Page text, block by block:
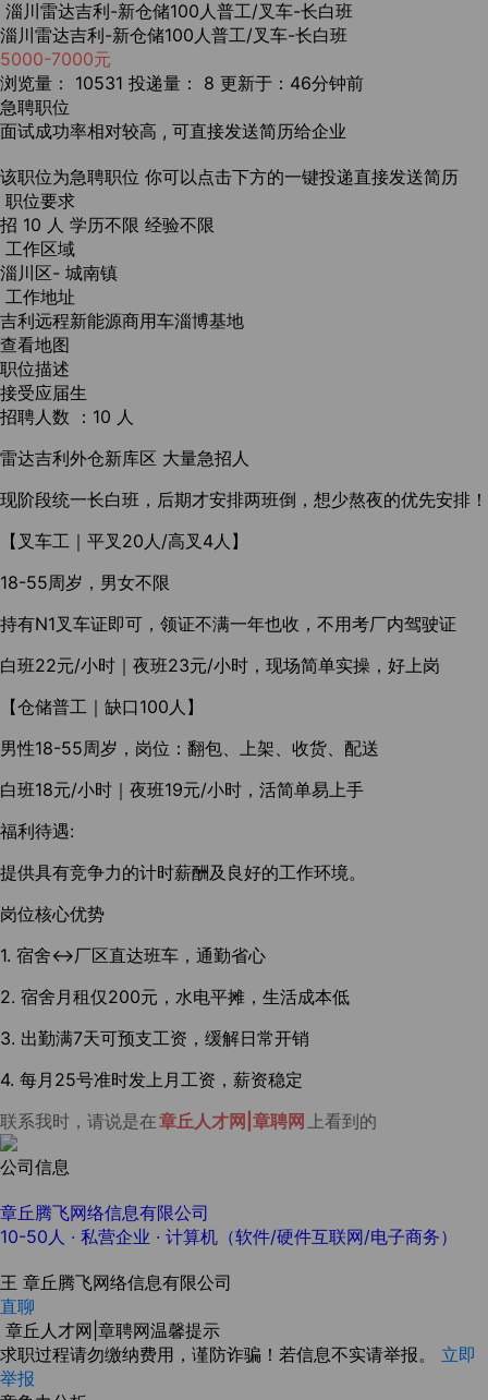
淄川雷达吉利-新仓储100人普工/叉车-长白班
淄川雷达吉利-新仓储100人普工/叉车-长白班
5000-7000元
浏览量： 10531 投递量： 8 更新于：46分钟前
急聘职位
面试成功率相对较高 , 可直接发送简历给企业
该职位为急聘职位 你可以点击下方的一键投递直接发送简历
职位要求
招 10 人 学历不限 经验不限
工作区域
淄川区- 城南镇
工作地址
吉利远程新能源商用车淄博基地
查看地图
职位描述
接受应届生
招聘人数 ：10 人
雷达吉利外仓新库区 大量急招人
现阶段统一长白班，后期才安排两班倒，想少熬夜的优先安排！
【叉车工｜平叉20人/高叉4人】
18-55周岁，男女不限
持有N1叉车证即可，领证不满一年也收，不用考厂内驾驶证
白班22元/小时｜夜班23元/小时，现场简单实操，好上岗
【仓储普工｜缺口100人】
男性18-55周岁，岗位：翻包、上架、收货、配送
白班18元/小时｜夜班19元/小时，活简单易上手
福利待遇:
提供具有竞争力的计时薪酬及良好的工作环境。
岗位核心优势
1. 宿舍↔厂区直达班车，通勤省心
2. 宿舍月租仅200元，水电平摊，生活成本低
3. 出勤满7天可预支工资，缓解日常开销
4. 每月25号准时发上月工资，薪资稳定
联系我时，请说是在章丘人才网|章聘网 上看到的
公司信息
章丘腾飞网络信息有限公司
10-50人 · 私营企业 · 计算机（软件/硬件互联网/电子商务）
王 章丘腾飞网络信息有限公司
直聊
章丘人才网|章聘网温馨提示
求职过程请勿缴纳费用，谨防诈骗！若信息不实请举报。 立即
举报